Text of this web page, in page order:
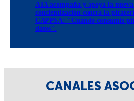
ATA acompaña y apoya la
concientización contra la
CAPPSA: "Cuando consumís
datos".
CANALES